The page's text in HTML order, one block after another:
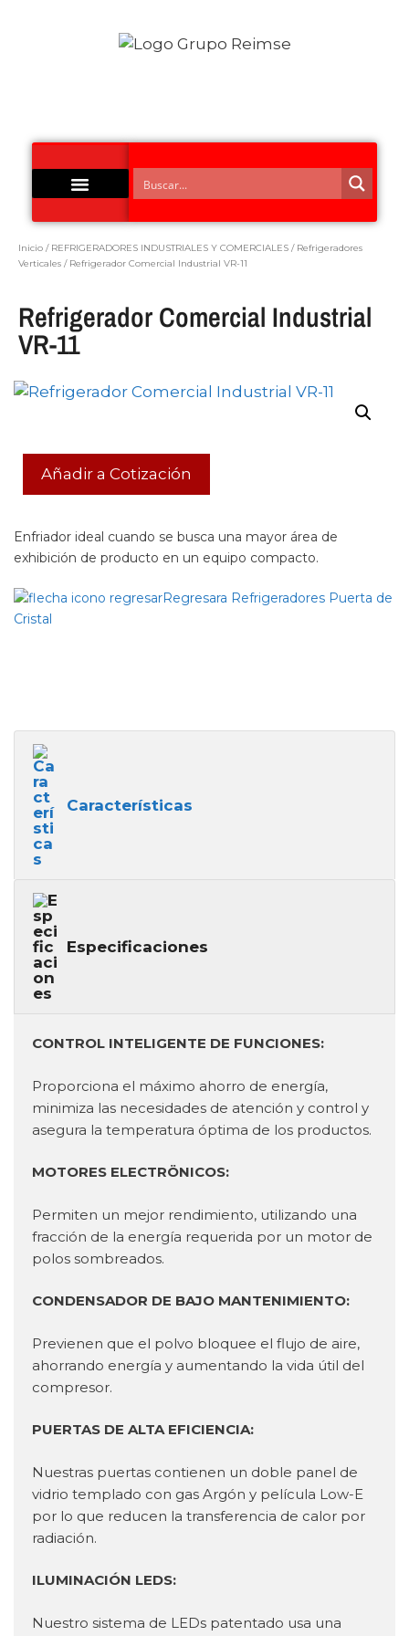
Inicio / REFRIGERADORES INDUSTRIALES Y COMERCIALES / Refrigeradores
Verticales / Refrigerador Comercial Industrial VR-11
Refrigerador Comercial Industrial
VR-11
Añadir a Cotización
Enfriador ideal cuando se busca una mayor área de
exhibición de producto en un equipo compacto.
Regresara Refrigeradores Puerta de
Cristal
Características
Especificaciones
CONTROL INTELIGENTE DE FUNCIONES:
Proporciona el máximo ahorro de energía,
minimiza las necesidades de atención y control y
asegura la temperatura óptima de los productos.
MOTORES ELECTRÖNICOS:
Permiten un mejor rendimiento, utilizando una
fracción de la energía requerida por un motor de
polos sombreados.
CONDENSADOR DE BAJO MANTENIMIENTO:
Previenen que el polvo bloquee el flujo de aire,
ahorrando energía y aumentando la vida útil del
compresor.
PUERTAS DE ALTA EFICIENCIA:
Nuestras puertas contienen un doble panel de
vidrio templado con gas Argón y película Low-E
por lo que reducen la transferencia de calor por
radiación.
ILUMINACIÓN LEDS:
Nuestro sistema de LEDs patentado usa una